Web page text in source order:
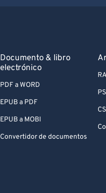
Documento & libro
electrónico
PDF a WORD
EPUB a PDF
EPUB a MOBI
Convertidor de documentos